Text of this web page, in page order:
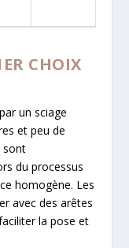
CHOIX
un sciage
et peu de
sont
du processus
homogène. Les
avec des arêtes
la pose et